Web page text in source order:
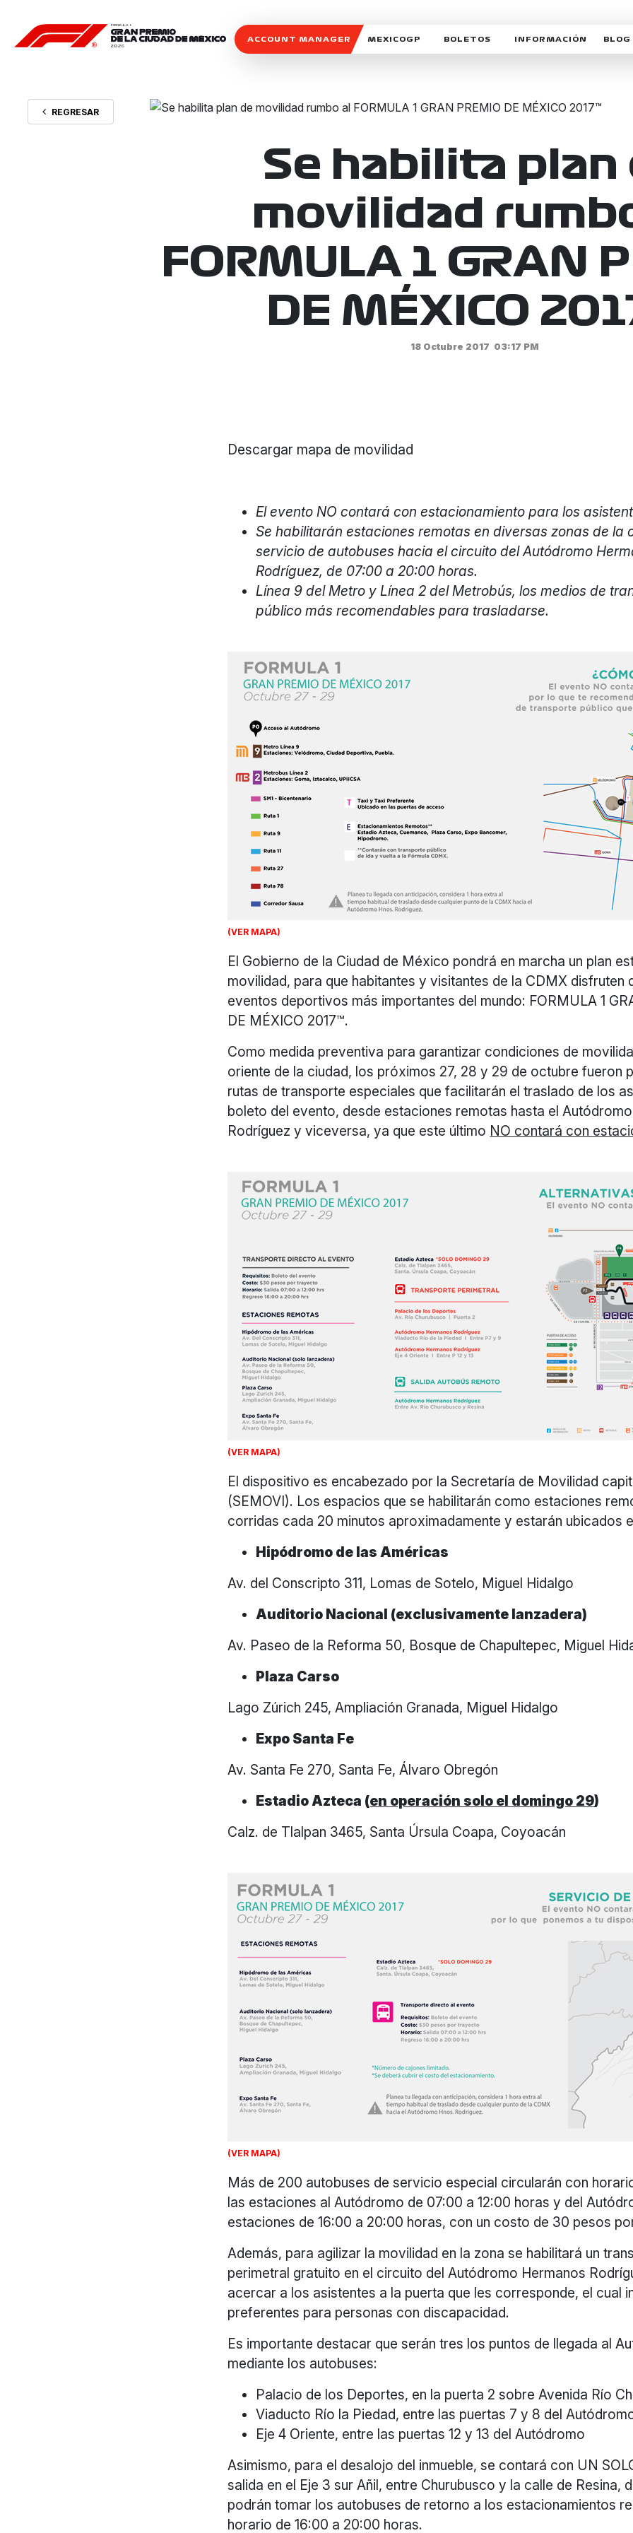
ACCOUNT MANAGER MEXICOGP BOLETOS INFORMACIÓN
MOTORSPORT
EXPOSICIÓN
PATROCINADORES
BLOG
REGRESAR
Se habilita plan
movilidad
FORMULA 1 GRAN
DE MÉXICO
18 Octubre 2017 03:17 PM
Descargar mapa de movilidad
El evento NO contará con estacionamiento para los
Se habilitarán estaciones remotas en diversas zonas de la
servicio de autobuses hacia el circuito del Autódromo
Rodríguez, de 07:00 a 20:00 horas.
Línea 9 del Metro y Línea 2 del Metrobús, los medios de
público más recomendables para trasladarse.
(VER MAPA)
El Gobierno de la Ciudad de México pondrá en marcha un plan
movilidad, para que habitantes y visitantes de la CDMX disfruten
eventos deportivos más importantes del mundo: FORMULA 1
DE MÉXICO 2017™.
Como medida preventiva para garantizar condiciones de
oriente de la ciudad, los próximos 27, 28 y 29 de octubre fueron
rutas de transporte especiales que facilitarán el traslado de los
boleto del evento, desde estaciones remotas hasta el
Rodríguez y viceversa, ya que este último NO contará con
(VER MAPA)
El dispositivo es encabezado por la Secretaría de Movilidad
(SEMOVI). Los espacios que se habilitarán como estaciones
corridas cada 20 minutos aproximadamente y estarán ubicados
Hipódromo de las Américas
Av. del Conscripto 311, Lomas de Sotelo, Miguel Hidalgo
Auditorio Nacional (exclusivamente lanzadera)
Av. Paseo de la Reforma 50, Bosque de Chapultepec, Miguel
Plaza Carso
Lago Zúrich 245, Ampliación Granada, Miguel Hidalgo
Expo Santa Fe
Av. Santa Fe 270, Santa Fe, Álvaro Obregón
Estadio Azteca (en operación solo el domingo 29)
Calz. de Tlalpan 3465, Santa Úrsula Coapa, Coyoacán
(VER MAPA)
Más de 200 autobuses de servicio especial circularán con
las estaciones al Autódromo de 07:00 a 12:00 horas y del
estaciones de 16:00 a 20:00 horas, con un costo de 30 pesos
Además, para agilizar la movilidad en la zona se habilitará un
perimetral gratuito en el circuito del Autódromo Hermanos
acercar a los asistentes a la puerta que les corresponde, el cual
preferentes para personas con discapacidad.
Es importante destacar que serán tres los puntos de llegada al
mediante los autobuses:
Palacio de los Deportes, en la puerta 2 sobre Avenida Río
Viaducto Río la Piedad, entre las puertas 7 y 8 del
Eje 4 Oriente, entre las puertas 12 y 13 del Autódromo
Asimismo, para el desalojo del inmueble, se contará con UN
salida en el Eje 3 sur Añil, entre Churubusco y la calle de Resina,
podrán tomar los autobuses de retorno a los estacionamientos
horario de 16:00 a 20:00 horas.